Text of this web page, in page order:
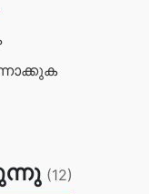
(12)